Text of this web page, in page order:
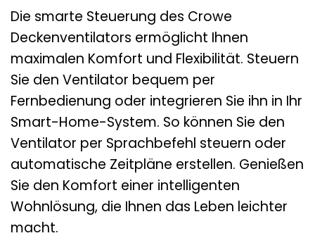
Die smarte Steuerung des Crowe
Deckenventilators ermöglicht Ihnen
maximalen Komfort und Flexibilität. Steuern
Sie den Ventilator bequem per
Fernbedienung oder integrieren Sie ihn in Ihr
Smart-Home-System. So können Sie den
Ventilator per Sprachbefehl steuern oder
automatische Zeitpläne erstellen. Genießen
Sie den Komfort einer intelligenten
Wohnlösung, die Ihnen das Leben leichter
macht.